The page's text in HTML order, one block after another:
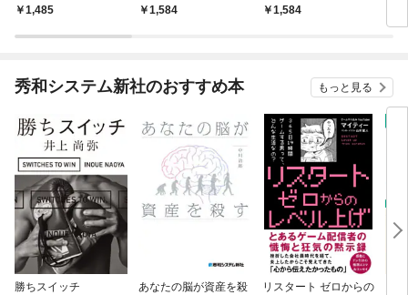
クリがよ〜くわかる本
1,485
よくわかる本
1,584
クリがよ〜くわかる本
1,584
[第3
秀和システム新社のおすすめ本 もっと見る
勝ちスイッチ
あなたの脳が資産を殺
リスタート ゼロからの